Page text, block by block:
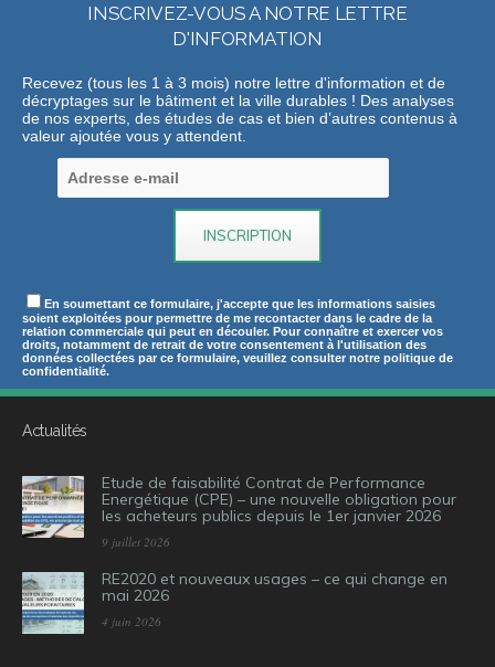
INSCRIVEZ-VOUS A NOTRE LETTRE
D'INFORMATION
Recevez (tous les 1 à 3 mois) notre lettre d'information et de
décryptages sur le bâtiment et la ville durables ! Des analyses
de nos experts, des études de cas et bien d’autres contenus à
valeur ajoutée vous y attendent.
En soumettant ce formulaire, j'accepte que les informations saisies
soient exploitées pour permettre de me recontacter dans le cadre de la
relation commerciale qui peut en découler. Pour connaître et exercer vos
droits, notamment de retrait de votre consentement à l'utilisation des
données collectées par ce formulaire, veuillez consulter notre politique de
confidentialité.
Actualités
Etude de faisabilité Contrat de Performance
Energétique (CPE) – une nouvelle obligation pour
les acheteurs publics depuis le 1er janvier 2026
9 juillet 2026
RE2020 et nouveaux usages – ce qui change en
mai 2026
4 juin 2026